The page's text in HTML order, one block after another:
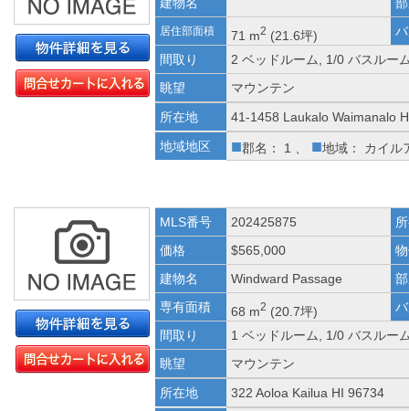
居住部面積 71 m2 (21.6坪)
間取り
2 ベッドルーム, 1/0 バスルー
眺望
マウンテン
所在地
41-1458 Laukalo Waimanalo
地域地区
■郡名： 1 、 ■地域： カイル
MLS番号 202425875
価格
$565,000
建物名
Windward Passage
専有面積
68 m2 (20.7坪)
間取り
1 ベッドルーム, 1/0 バスルー
眺望
マウンテン
所在地
322 Aoloa Kailua HI 96734